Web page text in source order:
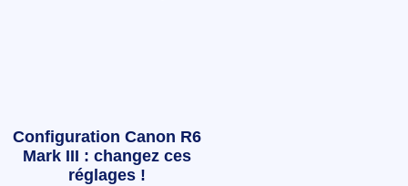
Configuration Canon R6
Mark III : changez ces
réglages !